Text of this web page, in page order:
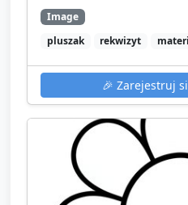
Image
pluszak
rekwizyt
🎉 Zarejestruj